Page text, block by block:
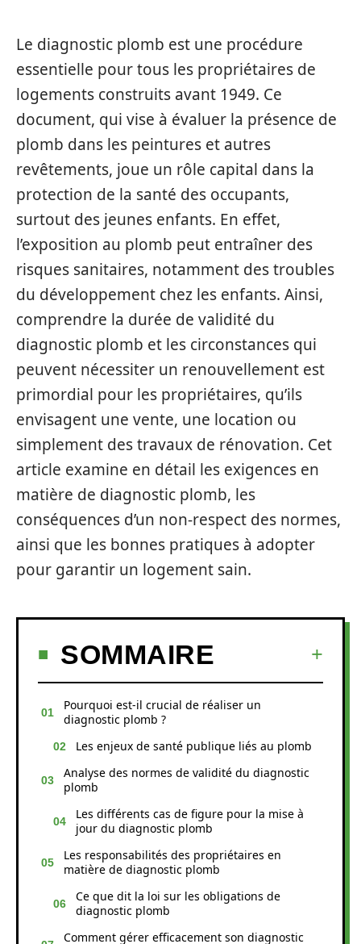
Le diagnostic plomb est une procédure
essentielle pour tous les propriétaires de
logements construits avant 1949. Ce
document, qui vise à évaluer la présence de
plomb dans les peintures et autres
revêtements, joue un rôle capital dans la
protection de la santé des occupants,
surtout des jeunes enfants. En effet,
l’exposition au plomb peut entraîner des
risques sanitaires, notamment des troubles
du développement chez les enfants. Ainsi,
comprendre la durée de validité du
diagnostic plomb et les circonstances qui
peuvent nécessiter un renouvellement est
primordial pour les propriétaires, qu’ils
envisagent une vente, une location ou
simplement des travaux de rénovation. Cet
article examine en détail les exigences en
matière de diagnostic plomb, les
conséquences d’un non-respect des normes,
ainsi que les bonnes pratiques à adopter
pour garantir un logement sain.
SOMMAIRE
Pourquoi est-il crucial de réaliser un
diagnostic plomb ?
Les enjeux de santé publique liés au plomb
Analyse des normes de validité du diagnostic
plomb
Les différents cas de figure pour la mise à
jour du diagnostic plomb
Les responsabilités des propriétaires en
matière de diagnostic plomb
Ce que dit la loi sur les obligations de
diagnostic plomb
Comment gérer efficacement son diagnostic